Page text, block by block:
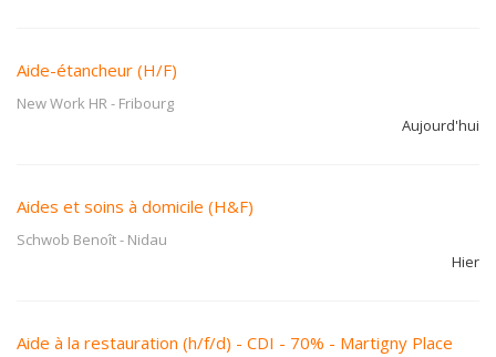
Aide-étancheur (H/F)
New Work HR- Fribourg
Aujourd'hui
Aides et soins à domicile (H&F)
Schwob Benoît- Nidau
Hier
Aide à la restauration (h/f/d) - CDI - 70% - Martigny Place